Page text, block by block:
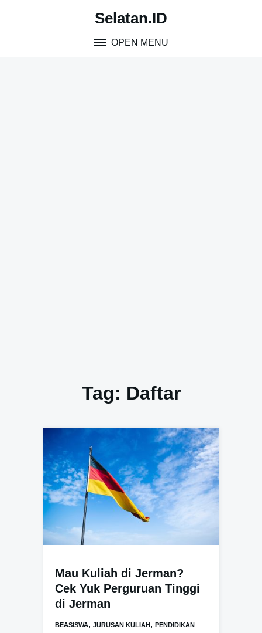
Selatan.ID
OPEN MENU
Tag: Daftar
Mau Kuliah di Jerman?
Cek Yuk Perguruan Tinggi
di Jerman
BEASISWA, JURUSAN KULIAH , PENDIDIKAN